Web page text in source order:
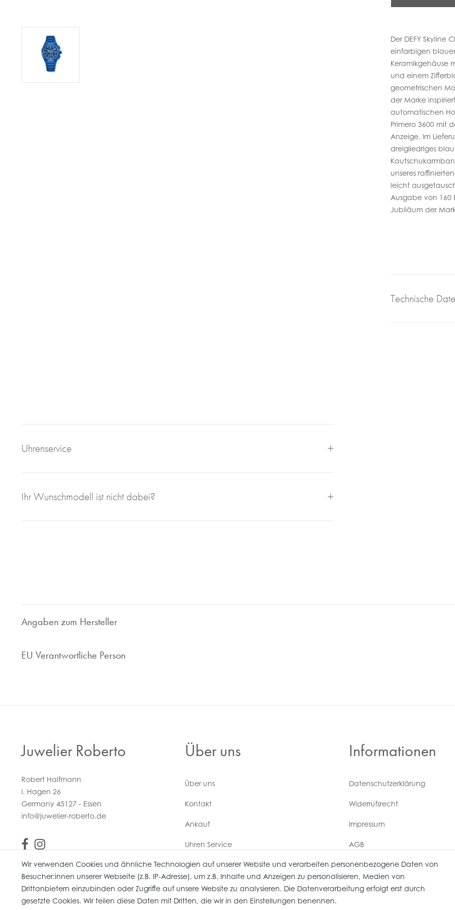
Der DEFY Skyline
einfarbigen
Keramikgehäuse
und einem
geometrischen
der Marke
automatischen
Primero 3600 mit
Anzeige. Im
dreigliedriges
unseres
leicht
Ausgabe von 160
Jubiläum der
Technische
Uhrenservice
Mit großem Engagement, Sachverstand und viel eigener Freude an schönen Uhren
sorgen wir für einen einwandfreien Uhrenservice bei Juwelier Roberto.
Ihr Wunschmodell ist nicht dabei?
Angaben zum Hersteller
EU Verantwortliche Person
Juwelier Roberto
Robert Halfmann
I. Hagen 26
Germany 45127 - Essen
info@juwelier-roberto.de
Über uns
Über uns
Kontakt
Ankauf
Uhren Service
Vertrag widerrufen
Informationen
Daten­schutz­erklärung
Widerrufs­recht
Impressum
AGB
Versandkosten
Wir verwenden Cookies und ähnliche Technologien auf unserer Website und verarbeiten personenbezogene Daten von
Besucher:innen unserer Webseite (z.B. IP-Adresse), um z.B. Inhalte und Anzeigen zu personalisieren, Medien von
Drittanbietern einzubinden oder Zugriffe auf unsere Website zu analysieren. Die Datenverarbeitung erfolgt erst durch
gesetzte Cookies. Wir teilen diese Daten mit Dritten, die wir in den Einstellungen benennen.